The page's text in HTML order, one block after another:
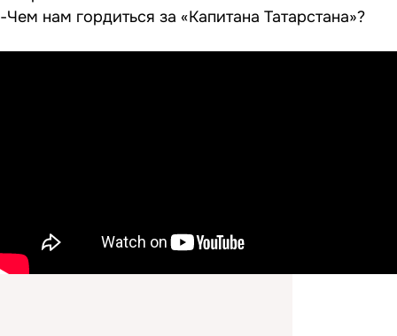
-Чем нам гордиться за «Капитана Татарстана»?